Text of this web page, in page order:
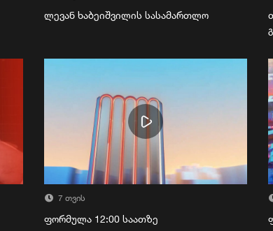
ლევან ხაბეიშვილის სასამართლო
7 თვის
ფორმულა 12:00 საათზე